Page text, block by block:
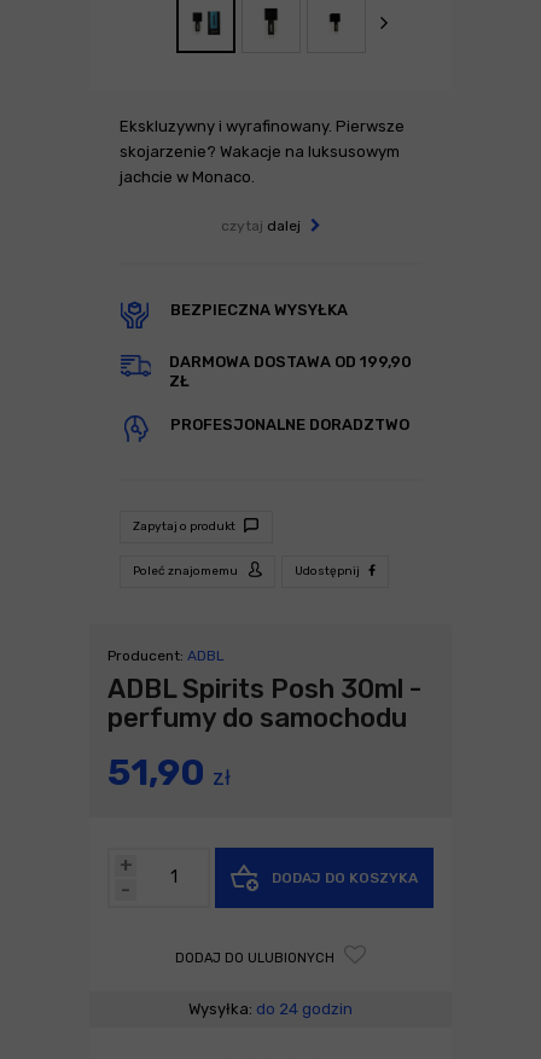
Ekskluzywny i wyrafinowany. Pierwsze
skojarzenie? Wakacje na luksusowym
jachcie w Monaco.
czytaj dalej
BEZPIECZNA WYSYŁKA
DARMOWA DOSTAWA OD 199,90
ZŁ
PROFESJONALNE DORADZTWO
Zapytaj o produkt
Poleć znajomemu Udostępnij
Producent: ADBL
ADBL Spirits Posh 30ml -
perfumy do samochodu
51,90 zł
-
+
DODAJ DO KOSZYKA
DODAJ DO ULUBIONYCH
Wysyłka: do 24 godzin